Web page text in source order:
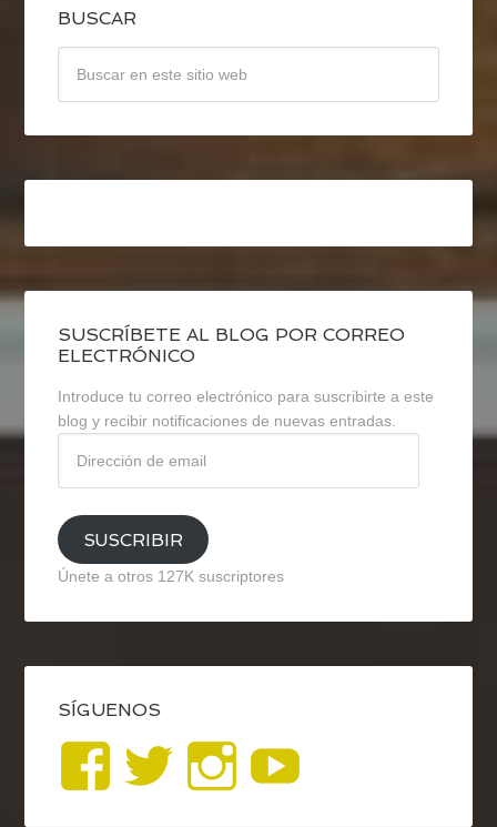
BUSCAR
SUSCRÍBETE AL BLOG POR CORREO
ELECTRÓNICO
Introduce tu correo electrónico para suscribirte a este
blog y recibir notificaciones de nuevas entradas.
email
SUSCRIBIR
Únete a otros 127K suscriptores
SÍGUENOS
VerVerVer